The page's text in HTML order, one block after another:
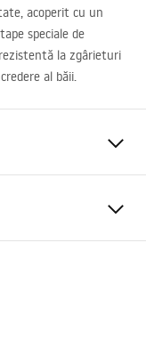
acoperit cu un
speciale de
la zgârieturi
al băii.